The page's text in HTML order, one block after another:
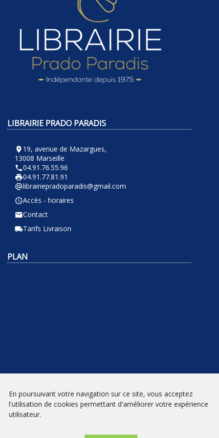
LIBRAIRIE PRADO PARADIS
room 19, avenue de Mazargues,
13008 Marseille
phone04.91.76.55.96
local_printshop04.91.77.81.91
alternate_emaillibrairiepradoparadis@gmail.com
query_builderAccès - horaires
emailContact
local_shippingTarifs Livraison
PLAN
NEWSLETTER
En poursuivant votre navigation sur ce site, vous acceptez
l'utilisation de cookies permettant d'améliorer votre expérience
utilisateur.